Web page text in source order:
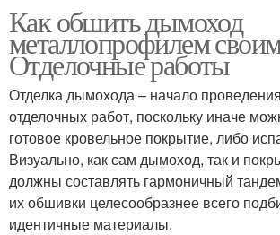
Как обшить дымоход
металлопрофилем
Отделочные работы
Отделка дымохода – начало
отделочных работ, поскольку иначе
готовое кровельное покрытие, либо
Визуально, как сам дымоход, так и
должны составлять гармоничный
их обшивки целесообразнее всего
идентичные материалы.